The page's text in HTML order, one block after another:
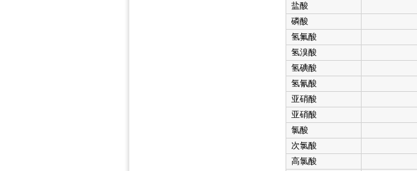
盐酸
磷酸
氢氟酸
氢溴酸
氢碘酸
氢氰酸
亚硝酸
亚硝酸
氯酸
次氯酸
高氯酸